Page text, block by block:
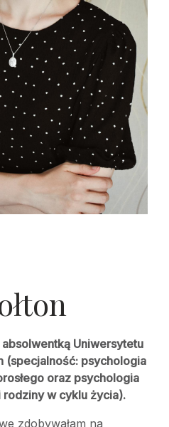
Uniwersytetu
(specjalność: psychologia
oraz psychologia
rodziny w cyklu życia).
zdobywałam na